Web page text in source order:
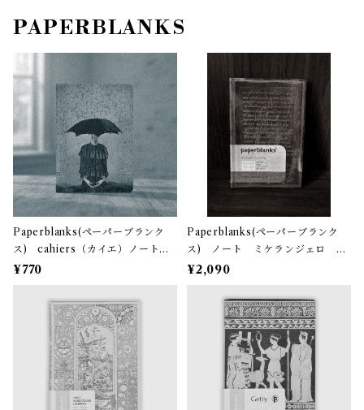
PAPERBLANKS
Paperblanks(ペーパーブランク
ス) cahiers（カイエ）ノート
Wordscapes（A6）罫線 ミシン
¥770
Paperblanks(ペーパーブランク
ス) ノート ミケランジェロ H
andwriting 「手跡」罫線(ミニ)罫
¥2,090